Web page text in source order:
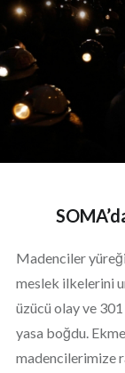
Madenciler
meslek ilkelerini
üzücü olay ve
yasa boğdu.
madencilerimize